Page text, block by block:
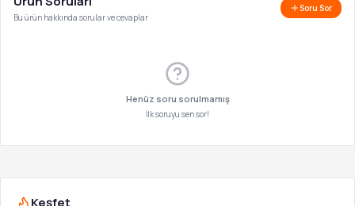
Bu ürün hakkında sorular ve cevaplar
Soru Sor
Henüz soru sorulmamış
İlk soruyu sen sor!